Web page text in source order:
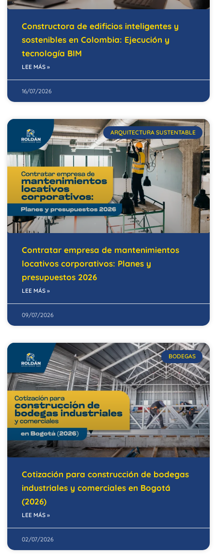
Constructora de edificios inteligentes y
sostenibles en Colombia: Ejecución y
tecnología BIM
LEE MÁS »
16/07/2026
ARQUITECTURA SUSTENTABLE
Contratar empresa de mantenimientos
locativos corporativos: Planes y
presupuestos 2026
LEE MÁS »
09/07/2026
BODEGAS
Cotización para construcción de bodegas
industriales y comerciales en Bogotá
(2026)
LEE MÁS »
02/07/2026